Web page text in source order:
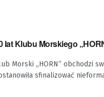
lat Klubu Morskiego
Morski „HORN” obchodzi
sfinalizować